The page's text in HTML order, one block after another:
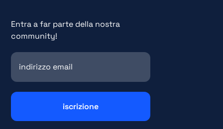
Entra a far parte della nostra
community!